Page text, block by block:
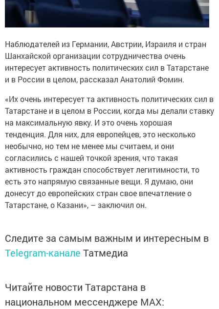
Наблюдателей из Германии, Австрии, Израиля и стран
Шанхайской организации сотрудничества очень
интересует активность политических сил в Татарстане
и в России в целом, рассказал Анатолий Фомин.
«Их очень интересует та активность политических сил в
Татарстане и в целом в России, когда мы делали ставку
на максимальную явку. И это очень хорошая
тенденция. Для них, для европейцев, это несколько
необычно, но тем не менее мы считаем, и они
согласились с нашей точкой зрения, что такая
активность граждан способствует легитимности, то
есть это напрямую связанные вещи. Я думаю, они
донесут до европейских стран свое впечатление о
Татарстане, о Казани», – заключил он.
Следите за самым важным и интересным в
Telegram-канале Татмедиа
Читайте новости Татарстана в
национальном мессенджере MАХ: